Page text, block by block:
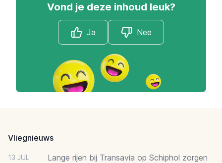
Vond je deze inhoud leuk?
Ja Nee
Vliegnieuws
13 JUL
Lange rijen bij Transavia op Schiphol zorgen